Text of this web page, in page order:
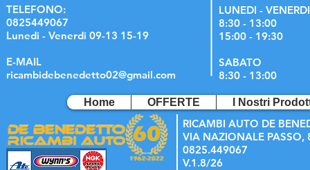
TELEFONO:
0825449067
Lunedi - Venerdi 09-13 15-19
E-MAIL
ricambidebenedetto02@gmail.com
LUNEDI - VENERDI
8:30 - 13:00
15:00 - 19:30
SABATO
8:30 - 13:00
Home OFFERTE I Nostri
RICAMBI AUTO DE
VIA NAZIONALE PASSO,
0825.449067
V.1.8/26